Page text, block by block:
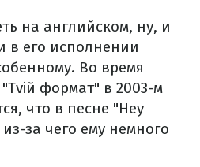
на английском, ну, и
в его исполнении
Во время
формат" в 2003-м
что в песне "Hey
за чего ему немного